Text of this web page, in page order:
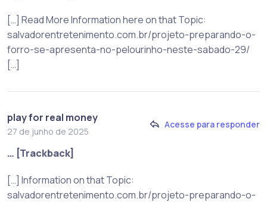
[…] Read More Information here on that Topic:
salvadorentretenimento.com.br/projeto-preparando-o-
forro-se-apresenta-no-pelourinho-neste-sabado-29/
[…]
play for real money
27 de junho de 2025
Acesse para responder
… [Trackback]
[…] Information on that Topic:
salvadorentretenimento.com.br/projeto-preparando-o-